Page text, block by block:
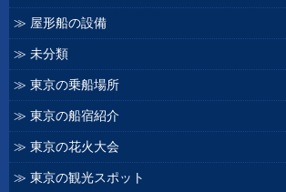
屋形船の設備
未分類
東京の乗船場所
東京の船宿紹介
東京の花火大会
東京の観光スポット